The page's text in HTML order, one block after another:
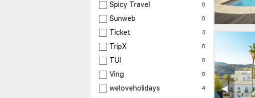
Spicy Travel 0
Sunweb 0
Ticket 3
TripX 0
TUI 0
Ving 0
weloveholidays 4 ◀︎